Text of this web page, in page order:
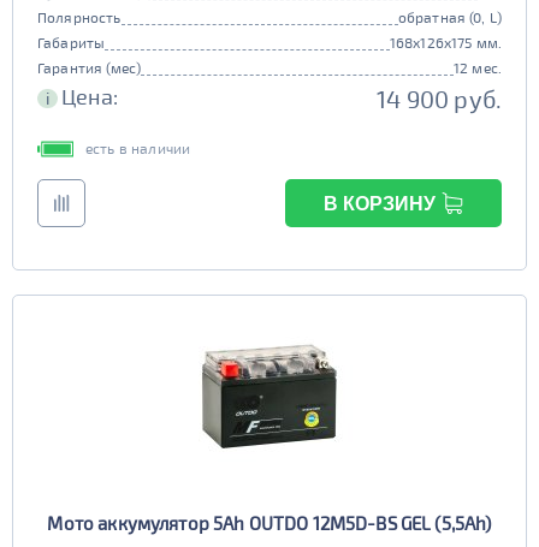
Полярность
обратная (0, L)
Габариты
168x126x175 мм.
Гарантия (мес)
12 мес.
i Цена: 14 900 руб.
есть в наличии
В КОРЗИНУ
Мото аккумулятор 5Ah OUTDO 12M5D-BS GEL (5,5Ah)